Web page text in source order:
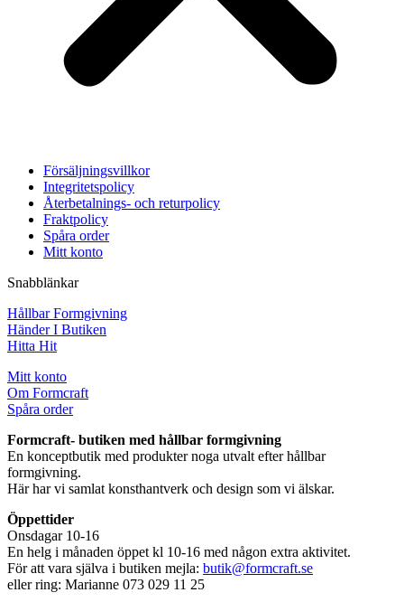
Försäljningsvillkor
Integritetspolicy
Återbetalnings- och returpolicy
Fraktpolicy
Spåra order
Mitt konto
Snabblänkar
Hållbar Formgivning
Händer I Butiken
Hitta Hit
Mitt konto
Om Formcraft
Spåra order
Formcraft- butiken med hållbar formgivning
En konceptbutik med produkter noga utvalt efter hållbar
formgivning.
Här har vi samlat konsthantverk och design som vi älskar.
Öppettider
Onsdagar 10-16
En helg i månaden öppet kl 10-16 med någon extra aktivitet.
För att vara själva i butiken mejla: butik@formcraft.se
eller ring: Marianne 073 029 11 25